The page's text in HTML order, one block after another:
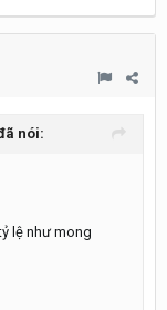
nói:
lệ như mong